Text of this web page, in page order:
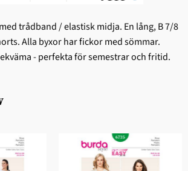
trådband / elastisk midja. En lång, B 7/8
Alla byxor har fickor med sömmar.
- perfekta för semestrar och fritid.